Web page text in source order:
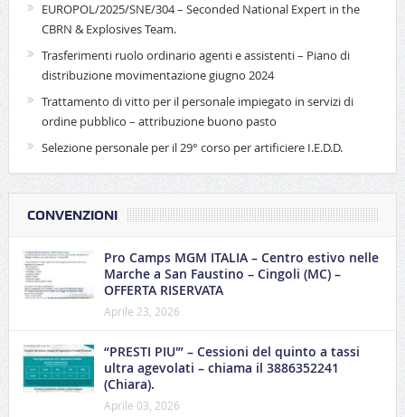
EUROPOL/2025/SNE/304 – Seconded National Expert in the
CBRN & Explosives Team.
Trasferimenti ruolo ordinario agenti e assistenti – Piano di
distribuzione movimentazione giugno 2024
Trattamento di vitto per il personale impiegato in servizi di
ordine pubblico – attribuzione buono pasto
Selezione personale per il 29° corso per artificiere I.E.D.D.
CONVENZIONI
Pro Camps MGM ITALIA – Centro estivo nelle
Marche a San Faustino – Cingoli (MC) –
OFFERTA RISERVATA
Aprile 23, 2026
“PRESTI PIU'” – Cessioni del quinto a tassi
ultra agevolati – chiama il 3886352241
(Chiara).
Aprile 03, 2026